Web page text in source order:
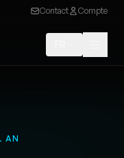
Contact Compte
AN